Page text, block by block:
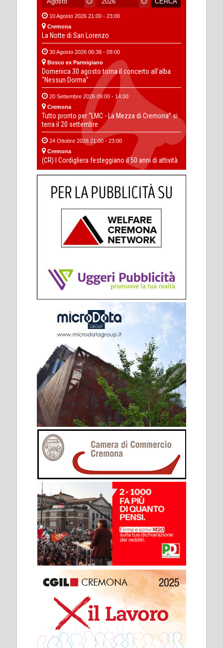
10 Agosto 2026 21:00 - 23:00
Cremona
La Notte di San Lorenzo
30 Agosto 2026 06:38 - 09:00
Bosco ex Parmigiano
Domenica 30 agosto torna il concerto all’alba
“Nessun Dorma”
20 Settembre 2026 09:00 - 14:00
Cremona
Tutto pronto per “LMC - La Mezza di Cremona” si
terra il 20 settembre
24 Ottobre 2026 21:00 - 23:00
Cremona
(CR) I Cordigliera festeggiano il 50 anni di attività